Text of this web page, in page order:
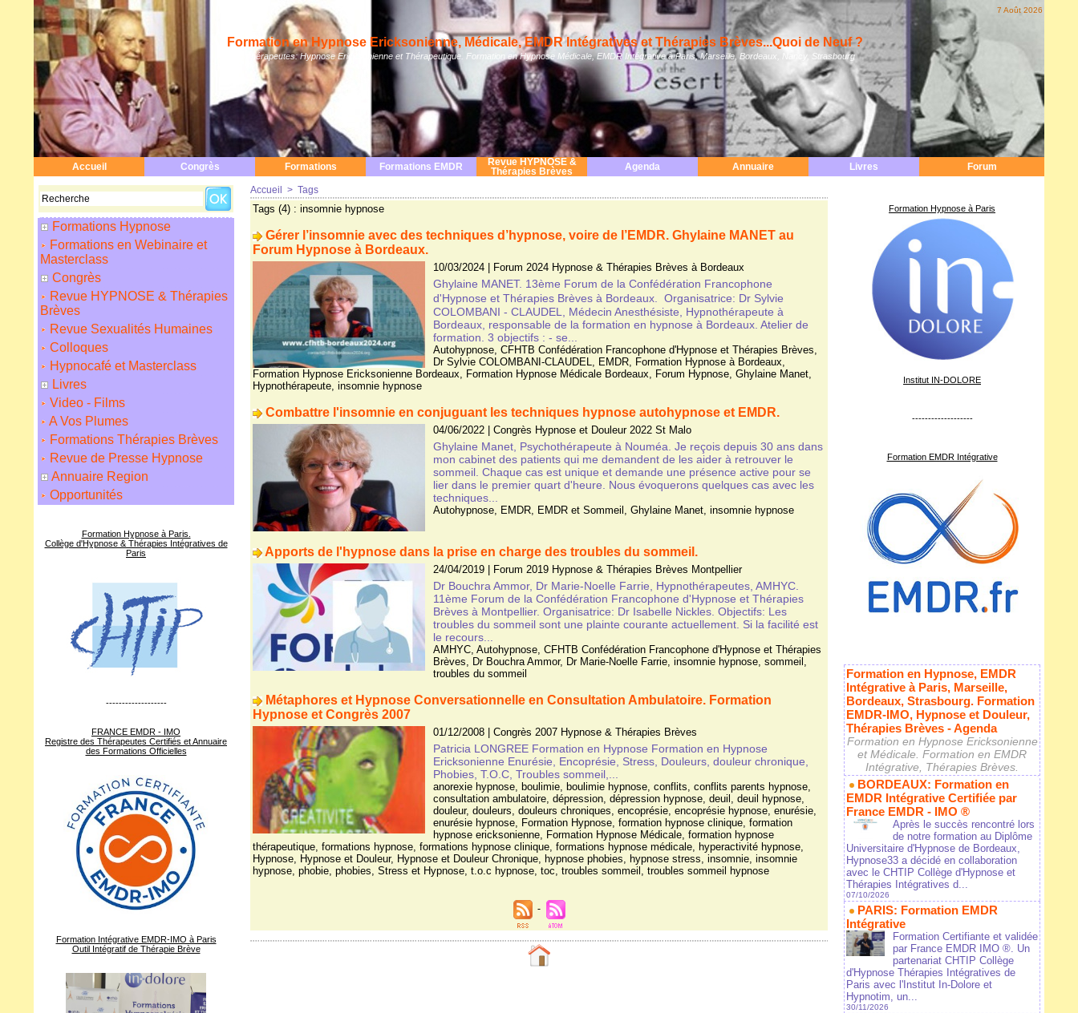
7 Août 2026
Formation en Hypnose Ericksonienne, Médicale, EMDR Intégratives et Thérapies Brèves...Quoi de Neuf ?
Hypnothérapeutes: Hypnose Ericksonienne et Thérapeutique. Formation en Hypnose Médicale, EMDR Intégrative à Paris, Marseille, Bordeaux, Nancy, Strasbourg
Accueil Congrès Formations Formations EMDR
Revue HYPNOSE &
Thérapies Brèves
Agenda Annuaire Livres Forum
Formations Hypnose
Formations en Webinaire et
Masterclass
Congrès
Revue HYPNOSE & Thérapies
Brèves
Revue Sexualités Humaines
Colloques
Hypnocafé et Masterclass
Livres
Video - Films
A Vos Plumes
Formations Thérapies Brèves
Revue de Presse Hypnose
Annuaire Region
Opportunités
Formation Hypnose à Paris.
Collège d'Hypnose & Thérapies Intégratives de
Paris
-------------------
FRANCE EMDR - IMO
Registre des Thérapeutes Certifiés et Annuaire
des Formations Officielles
Formation Intégrative EMDR-IMO à Paris
Outil Intégratif de Thérapie Brève
Accueil > Tags
Tags (4) : insomnie hypnose
Gérer l’insomnie avec des techniques d’hypnose, voire de l’EMDR. Ghylaine MANET au
Forum Hypnose à Bordeaux.
10/03/2024 Forum 2024 Hypnose & Thérapies Brèves à Bordeaux
Ghylaine MANET. 13ème Forum de la Confédération Francophone
d'Hypnose et Thérapies Brèves à Bordeaux. Organisatrice: Dr Sylvie
COLOMBANI - CLAUDEL, Médecin Anesthésiste, Hypnothérapeute à
Bordeaux, responsable de la formation en hypnose à Bordeaux. Atelier de
formation. 3 objectifs : - se...
Autohypnose, CFHTB Confédération Francophone d'Hypnose et Thérapies Brèves,
Dr Sylvie COLOMBANI-CLAUDEL, EMDR, Formation Hypnose à Bordeaux,
Formation Hypnose Ericksonienne Bordeaux, Formation Hypnose Médicale Bordeaux, Forum Hypnose, Ghylaine Manet,
Hypnothérapeute, insomnie hypnose
Combattre l'insomnie en conjuguant les techniques hypnose autohypnose et EMDR.
04/06/2022 Congrès Hypnose et Douleur 2022 St Malo
Ghylaine Manet, Psychothérapeute à Nouméa. Je reçois depuis 30 ans dans
mon cabinet des patients qui me demandent de les aider à retrouver le
sommeil. Chaque cas est unique et demande une présence active pour se
lier dans le premier quart d'heure. Nous évoquerons quelques cas avec les
techniques...
Autohypnose, EMDR, EMDR et Sommeil , Ghylaine Manet, insomnie hypnose
Apports de l'hypnose dans la prise en charge des troubles du sommeil.
24/04/2019 Forum 2019 Hypnose & Thérapies Brèves Montpellier
Dr Bouchra Ammor, Dr Marie-Noelle Farrie, Hypnothérapeutes, AMHYC.
11ème Forum de la Confédération Francophone d'Hypnose et Thérapies
Brèves à Montpellier. Organisatrice: Dr Isabelle Nickles. Objectifs: Les
troubles du sommeil sont une plainte courante actuellement. Si la facilité est
le recours...
AMHYC, Autohypnose, CFHTB Confédération Francophone d'Hypnose et Thérapies
Brèves, Dr Bouchra Ammor, Dr Marie-Noelle Farrie, insomnie hypnose, sommeil ,
troubles du sommeil
Métaphores et Hypnose Conversationnelle en Consultation Ambulatoire. Formation
Hypnose et Congrès 2007
01/12/2008 Congrès 2007 Hypnose & Thérapies Brèves
Patricia LONGREE Formation en Hypnose Formation en Hypnose
Ericksonienne Enurésie, Encoprésie, Stress, Douleurs, douleur chronique,
Phobies, T.O.C, Troubles sommeil,...
anorexie hypnose, boulimie, boulimie hypnose, conflits, conflits parents hypnose,
consultation ambulatoire, dépression, dépression hypnose, deuil , deuil hypnose,
douleur, douleurs, douleurs chroniques, encoprésie, encoprésie hypnose, enurésie,
enurésie hypnose, Formation Hypnose, formation hypnose clinique, formation
hypnose ericksonienne, Formation Hypnose Médicale, formation hypnose
thérapeutique, formations hypnose, formations hypnose clinique, formations hypnose médicale, hyperactivité hypnose,
Hypnose, Hypnose et Douleur, Hypnose et Douleur Chronique, hypnose phobies, hypnose stress, insomnie, insomnie
hypnose, phobie, phobies, Stress et Hypnose, t.o.c hypnose, toc, troubles sommeil , troubles sommeil hypnose
Formation Hypnose à Paris
Institut IN-DOLORE
-------------------
Formation EMDR Intégrative
Formation en Hypnose, EMDR
Intégrative à Paris, Marseille,
Bordeaux, Strasbourg. Formation
EMDR-IMO, Hypnose et Douleur,
Thérapies Brèves - Agenda
Formation en Hypnose Ericksonienne
et Médicale. Formation en EMDR
Intégrative, Thérapies Brèves.
BORDEAUX: Formation en
EMDR Intégrative Certifiée par
France EMDR - IMO ®
Après le succès rencontré lors
de notre formation au Diplôme
Universitaire d'Hypnose de Bordeaux,
Hypnose33 a décidé en collaboration
avec le CHTIP Collège d'Hypnose et
Thérapies Intégratives d...
07/10/2026
PARIS: Formation EMDR
Intégrative
Formation Certifiante et validée
par France EMDR IMO ®. Un
partenariat CHTIP Collège
d'Hypnose Thérapies Intégratives de
Paris avec l'Institut In-Dolore et
Hypnotim, un...
30/11/2026